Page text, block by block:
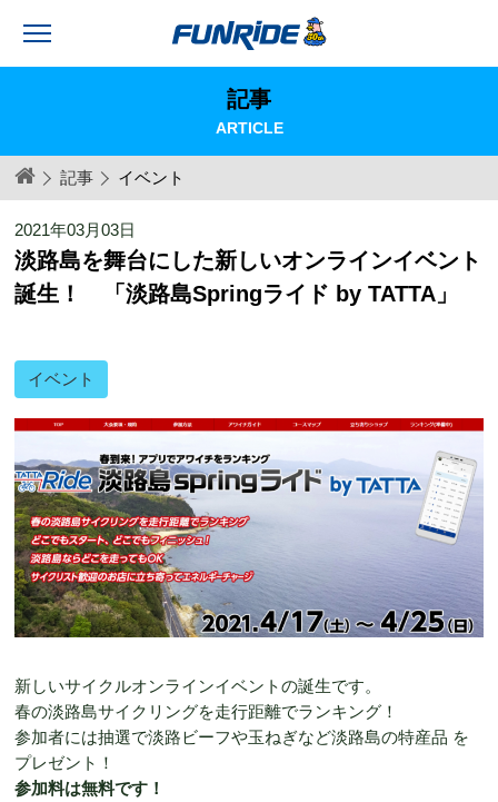
記事
ARTICLE
記事 イベント
2021年03月03日
淡路島を舞台にした新しいオンラインイベント
誕生！ 「淡路島Springライド by TATTA」
イベント
新しいサイクルオンラインイベントの誕生です。
春の淡路島サイクリングを走行距離でランキング！
参加者には抽選で淡路ビーフや玉ねぎなど淡路島の特産品 を
プレゼント！
参加料は無料です！